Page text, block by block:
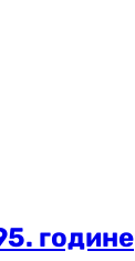
године